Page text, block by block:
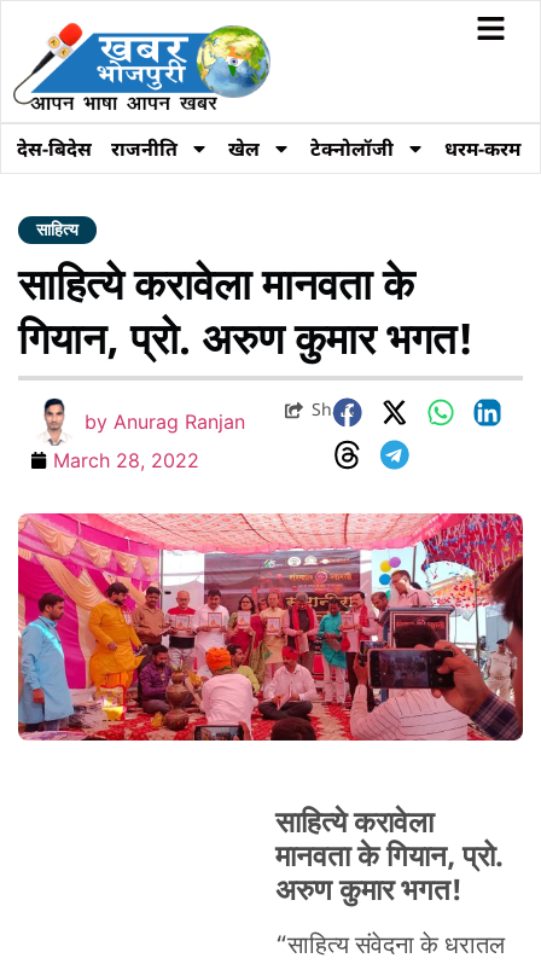
देस-बिदेस राजनीति खेल टेक्नोलॉजी धरम-करम
साहित्य
साहित्ये करावेला मानवता के
गियान, प्रो. अरुण कुमार भगत!
by Anurag Ranjan
March 28, 2022
Share
साहित्ये करावेला
मानवता के गियान, प्रो.
अरुण कुमार भगत!
“साहित्य संवेदना के धरातल